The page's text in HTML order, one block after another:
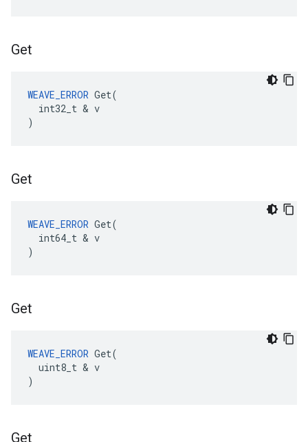
Get
WEAVE_ERROR Get(
  int32_t & v
)
Get
WEAVE_ERROR Get(
  int64_t & v
)
Get
WEAVE_ERROR Get(
  uint8_t & v
)
Get